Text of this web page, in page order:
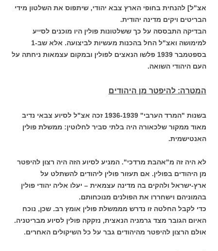
אצ"ל] להנחית בחופי הארץ צבא יהודי, שיתפוס את השלטון מידי
הבריטים ויקים מדינה יהודית.
הבדיקה התבססה על כך ששלטונות פולין היו מוכנים לסייע
למימושה ואצ"ל החל בהכנות מעשיות לביצועה. אלא שב-1
בספטמבר 1939 פלשו הנאצים לפולין ובמקום עצמאות ניחתה על
העם היהודי השואה.
המטרה: להיפטר מן היהודים
בשנות "המרד הערבי" 1936-1939 זכה אצ"ל לסיוע צבאי נדיב
מאוד ממקור שלכאורה היה בלתי סביר לחלוטין: ממשלת פולין
האנטישמית.
לא היה זה מ"אהבת מרדכי". המניע לסיוע הזה היה רצון להיפטר
מן היהודים בפולין. אם תעזור פולין ליהודים להשתלט על
ארץ-ישראל ולהקים בה מדינה עצמאית – יעלו אליה יהודי פולין
בהמוניהם וישחררו את הפולנים מנוכחותם.
כדי לקבל החלטה זו נדרש מממשלת פולין אומץ רב. שכן, נוכח
האיום הגובר מצד גרמניה הנאצית, נזקקה פולין לסיוע מבריטניה.
אולם הרצון להיפטר מהיהודים גבר על כל השיקולים האחרים.